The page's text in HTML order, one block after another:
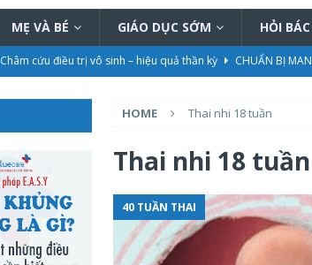
MẸ VÀ BÉ GIÁO DỤC SỚM HỎI
Châm cứu điều trị vô sinh – hiệu quả thần kỳ
CHUẨN BỊ
Điều trị tắc tia sữa bằng vật lý trị liệu hiệu quả
PHƯƠNG
Chi tiết bảng giá dịch vụ thông tắc tia sữa tại nhà tốt nhất hiện
Rơ lưỡi cho trẻ sơ sinh hướng dẫn chi tiết, đầy đủ
HOME Thai nhi 18 tuần
Thai nhi 18 tuần
40 TUẦN THAI